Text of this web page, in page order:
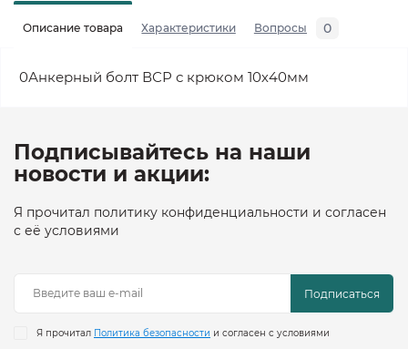
Описание товара Характеристики Вопросы 0
0Анкерный болт ВСР с крюком 10х40мм
Подписывайтесь на наши
новости и акции:
Я прочитал политику конфиденциальности и согласен
с её условиями
Подписаться
Я прочитал Политика безопасности и согласен с условиями